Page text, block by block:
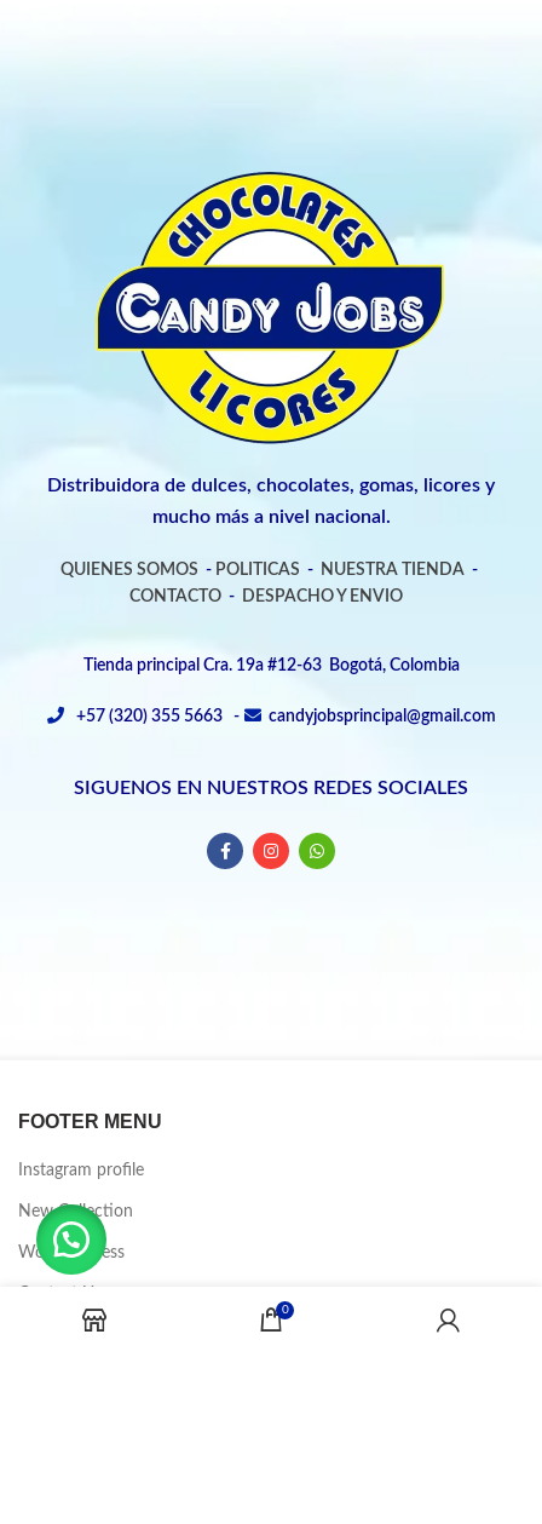
Distribuidora de dulces, chocolates, gomas, licores y
mucho más a nivel nacional.
QUIENES SOMOS - POLITICAS - NUESTRA TIENDA -
CONTACTO- DESPACHO Y ENVIO
Tienda principal Cra. 19a #12-63 Bogotá, Colombia
+57 (320) 355 5663 - candyjobsprincipal@gmail.com
SIGUENOS EN NUESTROS REDES SOCIALES
FOOTER MENU
Instagram profile
New Collection
Woman Dress
Latest News
0